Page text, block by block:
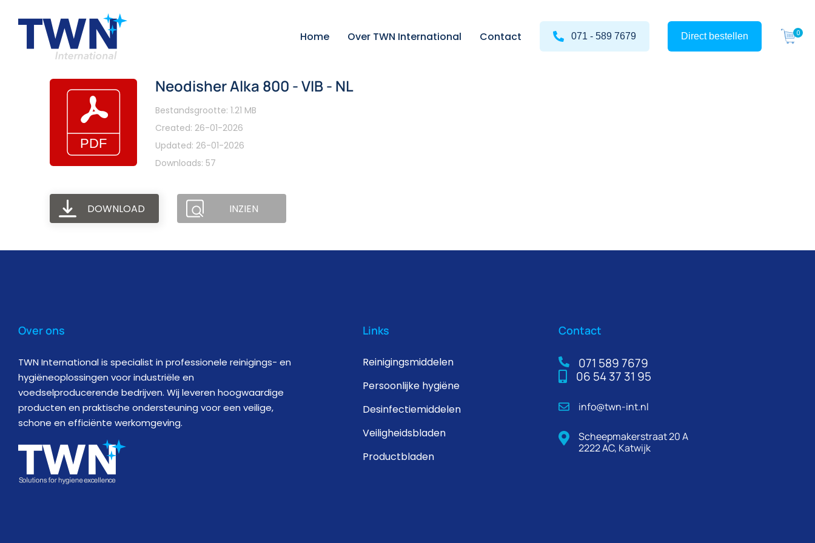
Home Over TWN International Contact 071 - 589 7679 Direct bestellen
Neodisher Alka 800 - VIB - NL
Bestandsgrootte: 1.21 MB
Created: 26-01-2026
Updated: 26-01-2026
Downloads: 57
DOWNLOAD INZIEN
Over ons
TWN International is specialist in professionele reinigings- en
hygiëneoplossingen voor industriële en
voedselproducerende bedrijven. Wij leveren hoogwaardige
producten en praktische ondersteuning voor een veilige,
schone en efficiënte werkomgeving.
Links
Reinigingsmiddelen
Persoonlijke hygiëne
Desinfectiemiddelen
Veiligheidsbladen
Productbladen
Contact
071 589 7679
06 54 37 31 95
info@twn-int.nl
Scheepmakerstraat 20 A
2222 AC, Katwijk